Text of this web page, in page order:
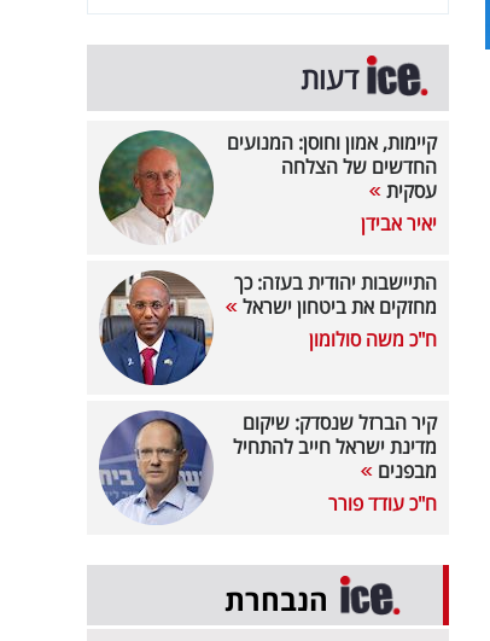
דעות
קיימות, אמון וחוסן: המנועים
החדשים של הצלחה
עסקית
יאיר אבידן
התיישבות יהודית בעזה: כך
מחזקים את ביטחון ישראל
ח"כ משה סולומון
קיר הברזל שנסדק: שיקום
מדינת ישראל חייב להתחיל
מבפנים
ח"כ עודד פורר
הנבחרת